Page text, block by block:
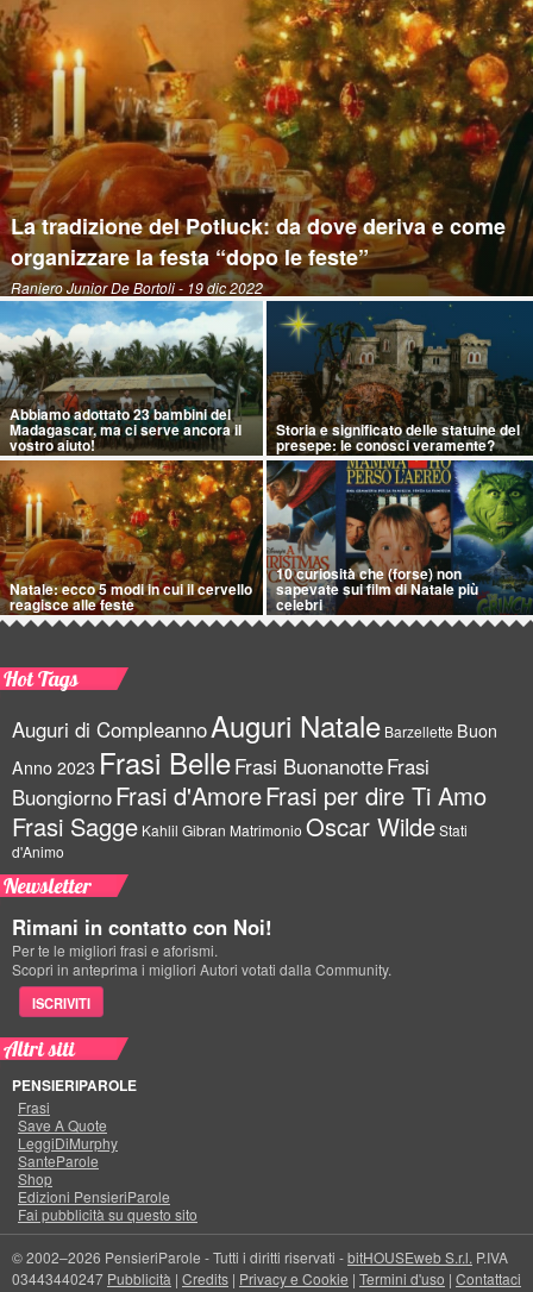
La tradizione del Potluck: da dove deriva e come
organizzare la festa “dopo le feste”
Raniero Junior De Bortoli- 19 dic 2022
Abbiamo adottato 23 bambini del
Madagascar, ma ci serve ancora il
vostro aiuto!
Storia e significato delle statuine del
presepe: le conosci veramente?
Natale: ecco 5 modi in cui il cervello
reagisce alle feste
10 curiosità che (forse) non
sapevate sui film di Natale più
celebri
Hot Tags
Auguri di CompleannoAuguri Natale Barzellette Buon
Anno 2023 Frasi BelleFrasi BuonanotteFrasi
BuongiornoFrasi d'AmoreFrasi per dire Ti Amo
Frasi Sagge Kahlil Gibran Matrimonio Oscar WildeStati
d'Animo
Newsletter
Rimani in contatto con Noi!
Per te le migliori frasi e aforismi.
Scopri in anteprima i migliori Autori votati dalla Community.
ISCRIVITI
Altri siti
PENSIERIPAROLE
Frasi
Save A Quote
LeggiDiMurphy
SanteParole
Shop
Edizioni PensieriParole
Fai pubblicità su questo sito
© 2002–2026 PensieriParole - Tutti i diritti riservati -bitHOUSEweb S.r.l. P.IVA
03443440247 Pubblicità | Credits | Privacy e Cookie | Termini d'uso | Contattaci